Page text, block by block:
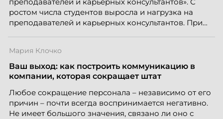
стратегическому развитию и формированию
культуры лидерства в организациях.
ростом числа студентов выросла и нагрузка на
преподавателей и карьерных консультантов. При
повысить эффективность сотрудников, ускорить
процессы, сохранить качество поддержки и
масштабироваться без роста команды. Так и
Skillbox.
Мария Клочко
Ваш выход: как построить коммуникацию в
компании, которая сокращает штат
Любое сокращение персонала – независимо от его
причин – почти всегда воспринимается негативно.
Не имеет большого значения, связано ли оно с